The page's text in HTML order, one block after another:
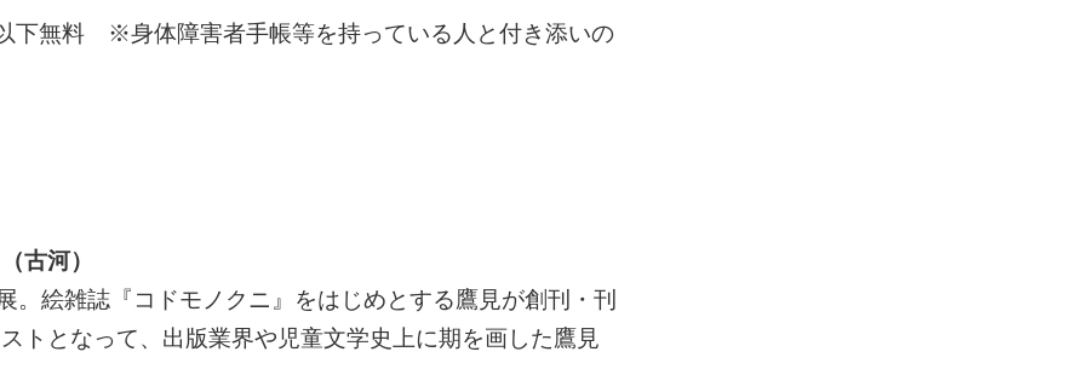
下無料 ※身体障害者手帳等を持っている人と付き添いの
古河）
絵雑誌『コドモノクニ』をはじめとする鷹見が創刊・刊
トとなって、出版業界や児童文学史上に期を画した鷹見